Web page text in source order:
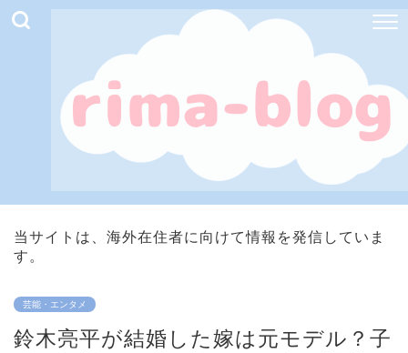
当サイトは、海外在住者に向けて情報を発信していま
す。
芸能・エンタメ
鈴木亮平が結婚した嫁は元モデル？子